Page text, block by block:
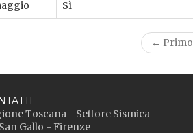
Sì
← Primo
Toscana - Settore Sismica -
Gallo - Firenze